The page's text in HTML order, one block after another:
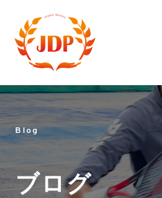
Blog
ブログ